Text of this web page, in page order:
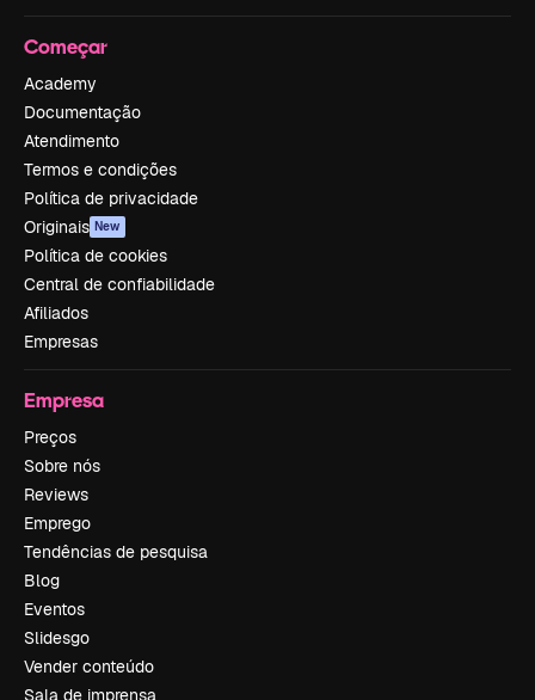
Começar
Academy
Documentação
Atendimento
Termos e condições
Política de privacidade
Originais New
Política de cookies
Central de confiabilidade
Afiliados
Empresas
Empresa
Preços
Sobre nós
Reviews
Emprego
Tendências de pesquisa
Blog
Eventos
Slidesgo
Vender conteúdo
Sala de imprensa